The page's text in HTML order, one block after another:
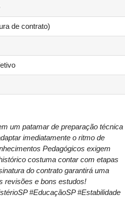
de contrato)
um patamar de preparação técnica
imediatamente o ritmo de
Pedagógicos exigem
costuma contar com etapas
do contrato garantirá uma
revisões e bons estudos!
#EducaçãoSP #Estabilidade